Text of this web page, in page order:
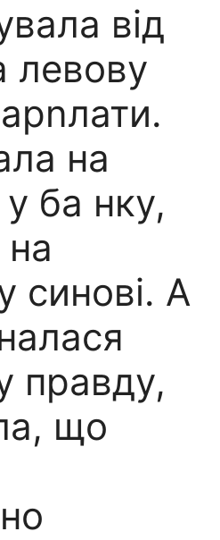
від
левову
на
ба нку,
синові. А
правду,
що